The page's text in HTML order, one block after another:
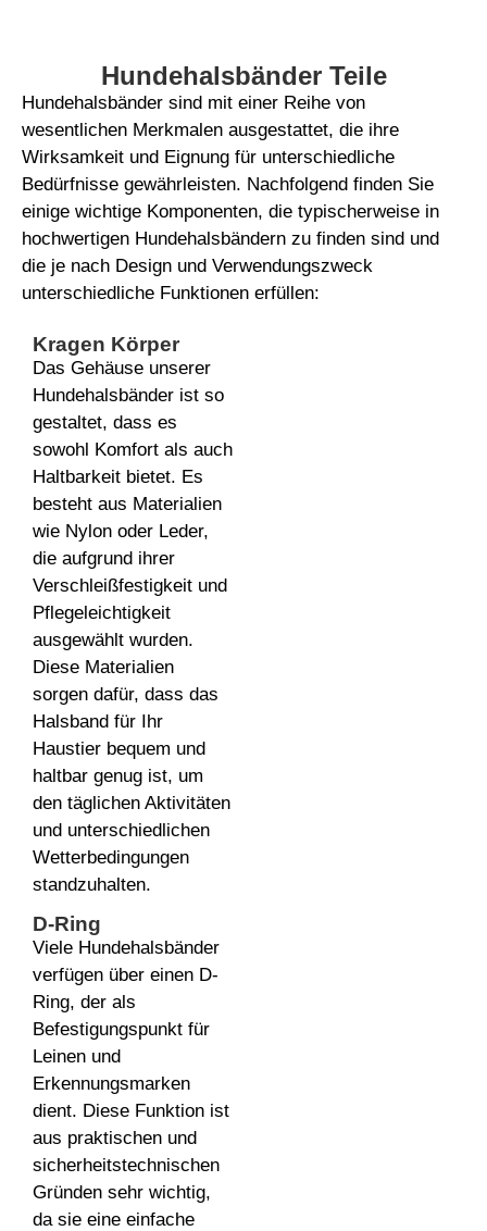
Hundehalsbänder Teile
Hundehalsbänder sind mit einer Reihe von
wesentlichen Merkmalen ausgestattet, die ihre
Wirksamkeit und Eignung für unterschiedliche
Bedürfnisse gewährleisten. Nachfolgend finden Sie
einige wichtige Komponenten, die typischerweise in
hochwertigen Hundehalsbändern zu finden sind und
die je nach Design und Verwendungszweck
unterschiedliche Funktionen erfüllen:
Kragen Körper
Das Gehäuse unserer
Hundehalsbänder ist so
gestaltet, dass es
sowohl Komfort als auch
Haltbarkeit bietet. Es
besteht aus Materialien
wie Nylon oder Leder,
die aufgrund ihrer
Verschleißfestigkeit und
Pflegeleichtigkeit
ausgewählt wurden.
Diese Materialien
sorgen dafür, dass das
Halsband für Ihr
Haustier bequem und
haltbar genug ist, um
den täglichen Aktivitäten
und unterschiedlichen
Wetterbedingungen
standzuhalten.
D-Ring
Viele Hundehalsbänder
verfügen über einen D-
Ring, der als
Befestigungspunkt für
Leinen und
Erkennungsmarken
dient. Diese Funktion ist
aus praktischen und
sicherheitstechnischen
Gründen sehr wichtig,
da sie eine einfache